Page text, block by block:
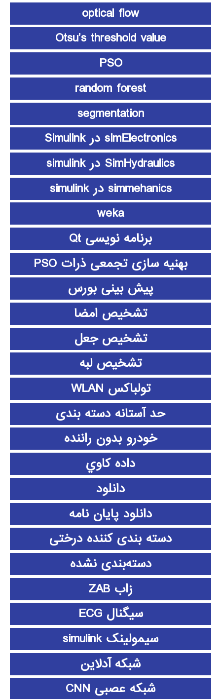
optical flow
Otsu’s threshold value
PSO
random forest
segmentation
simElectronics در Simulink
SimHydraulics در simulink
simmehanics در simulink
weka
برنامه نویسی Qt
بهنیه سازی تجمعی ذرات PSO
پیش بینی بورس
تشخیص امضا
تشخیص جعل
تشخیص لبه
تولباکس WLAN
حد آستانه دسته بندی
خودرو بدون راننده
داده كاوي
دانلود
دانلود پايان نامه
دسته بندی کننده درختی
دسته‌بندی نشده
زاب ZAB
سیگنال ECG
سیمولینک simulink
شبکه آدلاین
شبکه عصبی CNN